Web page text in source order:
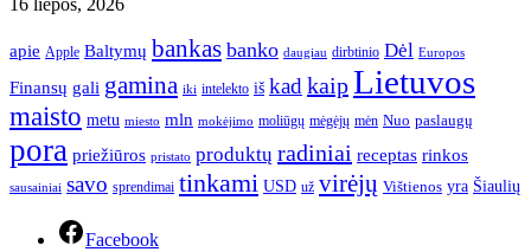
16 liepos, 2026
apie Apple Baltymų bankas banko daugiau dirbtinio Dėl Europos
Finansų gali gamina iki intelekto iš kad kaipLietuvos
maisto metu miesto mln mokėjimo moliūgų mėgėjų mėn Nuo paslaugų
pora priežiūros pristato produktų radiniai receptas rinkos
sausainiai savo sprendimai tinkami USD už virėjų Vištienos yra Šiaulių
Facebook